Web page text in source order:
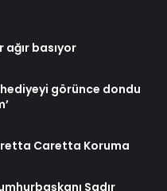
basıyor
hediyeyi görünce dondu
Caretta Koruma
Sadır